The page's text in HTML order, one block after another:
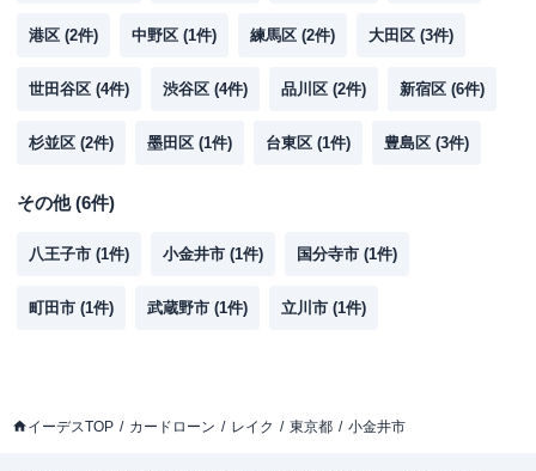
港区 (2件) 中野区 (1件) 練馬区 (2件) 大田区 (3件)
世田谷区 (4件) 渋谷区 (4件) 品川区 (2件) 新宿区 (6件)
杉並区 (2件) 墨田区 (1件) 台東区 (1件) 豊島区 (3件)
その他(6件)
八王子市 (1件) 小金井市 (1件) 国分寺市 (1件)
町田市 (1件) 武蔵野市 (1件) 立川市 (1件)
イーデスTOP カードローン レイク 東京都 小金井市